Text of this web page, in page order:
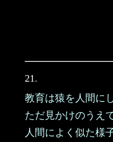
21.
教育は猿を人間に
ただ見かけのうえで
人間によく似た様